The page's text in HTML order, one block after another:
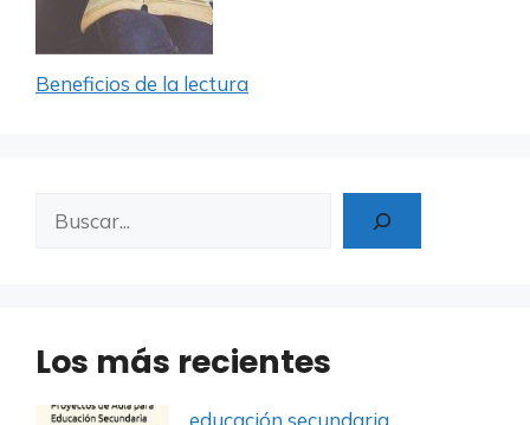
Beneficios de la lectura
Los más recientes
educación secundaria